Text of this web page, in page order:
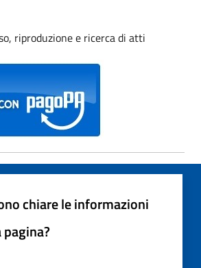
riproduzione e ricerca di atti
chiare le informazioni